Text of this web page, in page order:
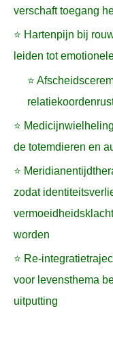
verschaft toegang
⭐ Hartenpijn bij
leiden tot
⭐
⭐
de totemdieren en
⭐
zodat
worden
⭐ Re-
voor levensthema
uitputting